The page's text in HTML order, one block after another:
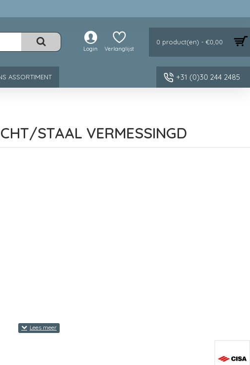
Login Verlanglijst
0 product(en) - €0,00
ASSORTIMENT +31 (0)30 244 2485
STAAL VERMESSINGD